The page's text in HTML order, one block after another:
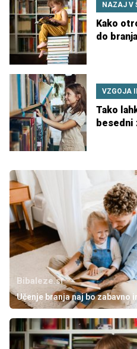
NAZAJ V
Kako
do
VZGOJA
Tako
besedni
Bibaleze.si
Učenje branja naj bo zabavno